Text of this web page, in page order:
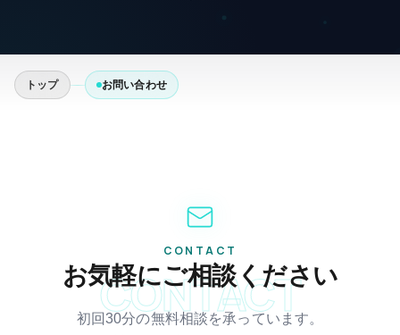
トップ お問い合わせ
CONTACT
CONTACT
お気軽にご相談ください
初回30分の無料相談を承っています。